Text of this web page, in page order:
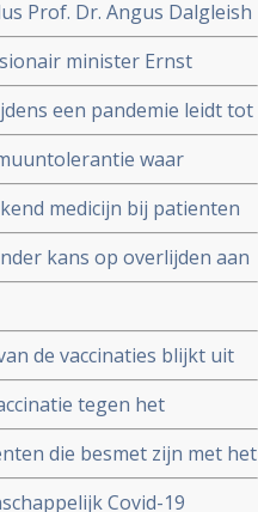
Prof. Dr. Angus Dalgleish
minister Ernst
onderzoeken in
een pandemie leidt tot
waar
bescherming
medicijn bij patienten
blijkt uit Chinese
kans op overlijden aan
blijkt uit grote
de vaccinaties blijkt uit
tegen het
tussen eerste, tweede
die besmet zijn met het
Laat een grote meta-
Covid-19